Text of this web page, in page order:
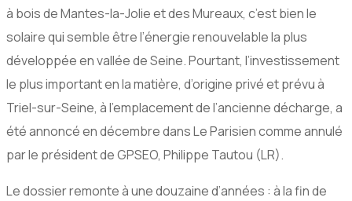
à bois de Mantes-la-Jolie et des Mureaux, c’est bien le
solaire qui semble être l’énergie renouvelable la plus
développée en vallée de Seine. Pourtant, l’investissement
le plus important en la matière, d’origine privé et prévu à
Triel-sur-Seine, à l’emplacement de l’ancienne décharge, a
été annoncé en décembre dans Le Parisien comme annulé
par le président de GPSEO, Philippe Tautou (LR).
Le dossier remonte à une douzaine d’années : à la fin de